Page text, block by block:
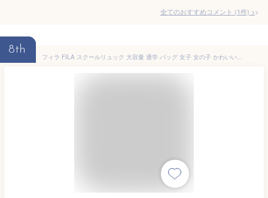
全てのおすすめコメント (1件) >
8th
フィラ FILA スクールリュック 大容量 通学 バッグ 女子 女の子 かわいい おしゃれ 中学生 高校生 大学生 女子高生 学生 高学年 撥水 はっ水 33L 旅行 スクールバッグ リュックサック デイパック バックパック PC A4 B4 人気 ブランド ブラック 7894